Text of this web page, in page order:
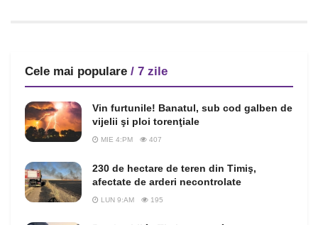
Cele mai populare / 7 zile
Vin furtunile! Banatul, sub cod galben de
vijelii şi ploi torenţiale
MIE 4:PM 407
230 de hectare de teren din Timiş,
afectate de arderi necontrolate
LUN 9:AM 195